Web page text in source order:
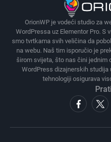
OrionWP je vodeći studio za
WordPressa uz Elementor Pro. S
smo tvrtkama svih veličina da
na webu. Naš tim isporučio je
širom svijeta, što nas čini jednim
WordPress dizajnerskih
tehnologiji osigurava